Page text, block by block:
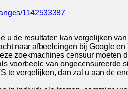
1142533387
u de resultaten kan vergelijken
naar afbeeldingen bij Google
zoekmachines censuur
voorbeeld van ongecensureerde
te vergelijken, dan zal u aan de